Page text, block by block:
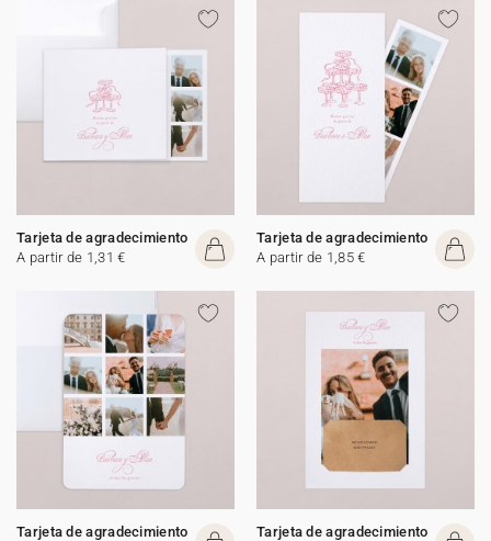
Tarjeta de agradecimiento
A partir de 1,31 €
Tarjeta de agradecimiento
A partir de 1,85 €
Tarjeta de agradecimiento
Tarjeta de agradecimiento